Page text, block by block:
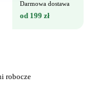
Darmowa dostawa
od 199 zł
robocze